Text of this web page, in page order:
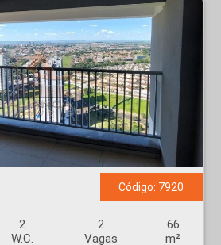
Código: 7920
2
W.C.
2
Vagas
66
m²